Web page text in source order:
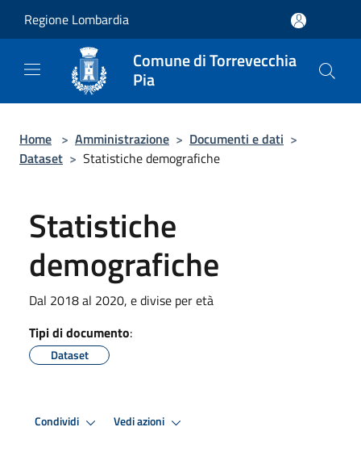
Regione Lombardia
Comune di Torrevecchia
Pia
Home > Amministrazione > Documenti e dati >
Dataset > Statistiche demografiche
Statistiche
demografiche
Dal 2018 al 2020, e divise per età
Tipi di documento:
Dataset
Condividi Vedi azioni